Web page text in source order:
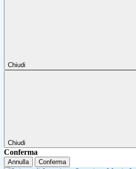
Chiudi
Chiudi
Conferma
Annulla Conferma